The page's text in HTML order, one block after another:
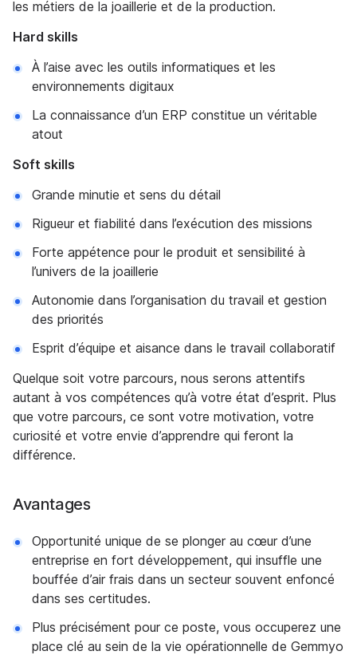
les métiers de la joaillerie et de la production.
Hard skills
À l’aise avec les outils informatiques et les
environnements digitaux
La connaissance d’un ERP constitue un véritable
atout
Soft skills
Grande minutie et sens du détail
Rigueur et fiabilité dans l’exécution des missions
Forte appétence pour le produit et sensibilité à
l’univers de la joaillerie
Autonomie dans l’organisation du travail et gestion
des priorités
Esprit d’équipe et aisance dans le travail collaboratif
Quelque soit votre parcours, nous serons attentifs
autant à vos compétences qu’à votre état d’esprit. Plus
que votre parcours, ce sont votre motivation, votre
curiosité et votre envie d’apprendre qui feront la
différence.
Avantages
Opportunité unique de se plonger au cœur d’une
entreprise en fort développement, qui insuffle une
bouffée d’air frais dans un secteur souvent enfoncé
dans ses certitudes.
Plus précisément pour ce poste, vous occuperez une
place clé au sein de la vie opérationnelle de Gemmyo